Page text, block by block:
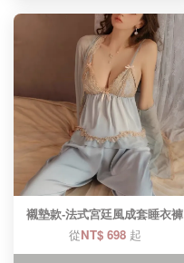
襯墊款-法式宮廷風成套睡衣褲
從NT$ 698 起